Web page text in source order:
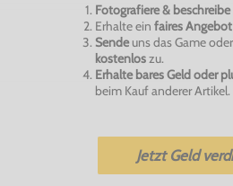
Fotografiere & beschreibe
Erhalte ein faires Angebot
Sendeuns das Game
kostenloszu.
Erhalte bares Geld oder
beim Kauf anderer Artikel.
Jetzt Geld